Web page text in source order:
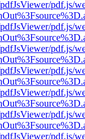
pdf.js/
pdf.js/
pdf.js/
pdf.js/
pdf.js/
pdf.js/
pdf.js/